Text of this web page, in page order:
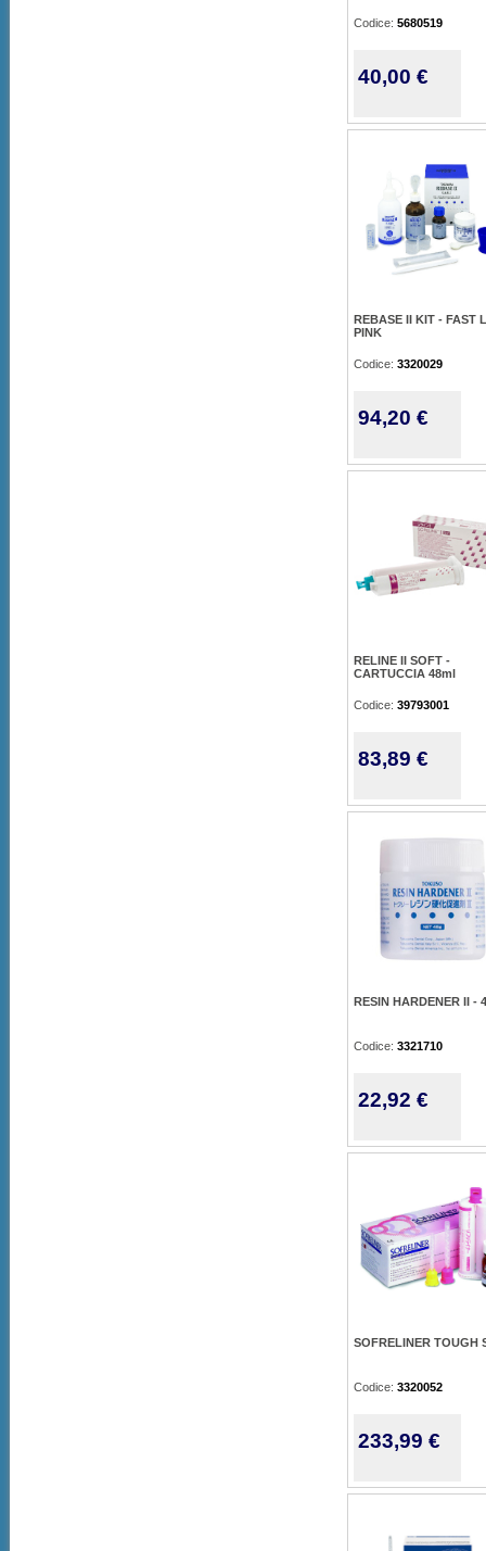
Codice: 5680519
40,00 €
REBASE II KIT - FAST
PINK
Codice: 3320029
94,20 €
RELINE II SOFT -
CARTUCCIA 48ml
Codice: 39793001
83,89 €
RESIN HARDENER II -
Codice: 3321710
22,92 €
SOFRELINER TOUGH
Codice: 3320052
233,99 €